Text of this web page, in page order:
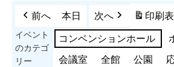
前へ 本日 次へ 印刷
イベント
のカテゴ
リー
コンベンションホール
会議室 全館 公園